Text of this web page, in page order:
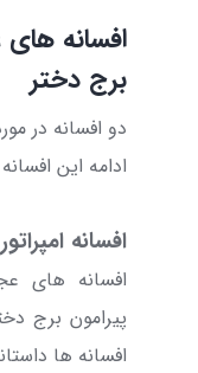
افسانه
برج دختر
دو افسانه در
ادامه این
افسانه
افسانه های
پیرامون برج
افسانه ها